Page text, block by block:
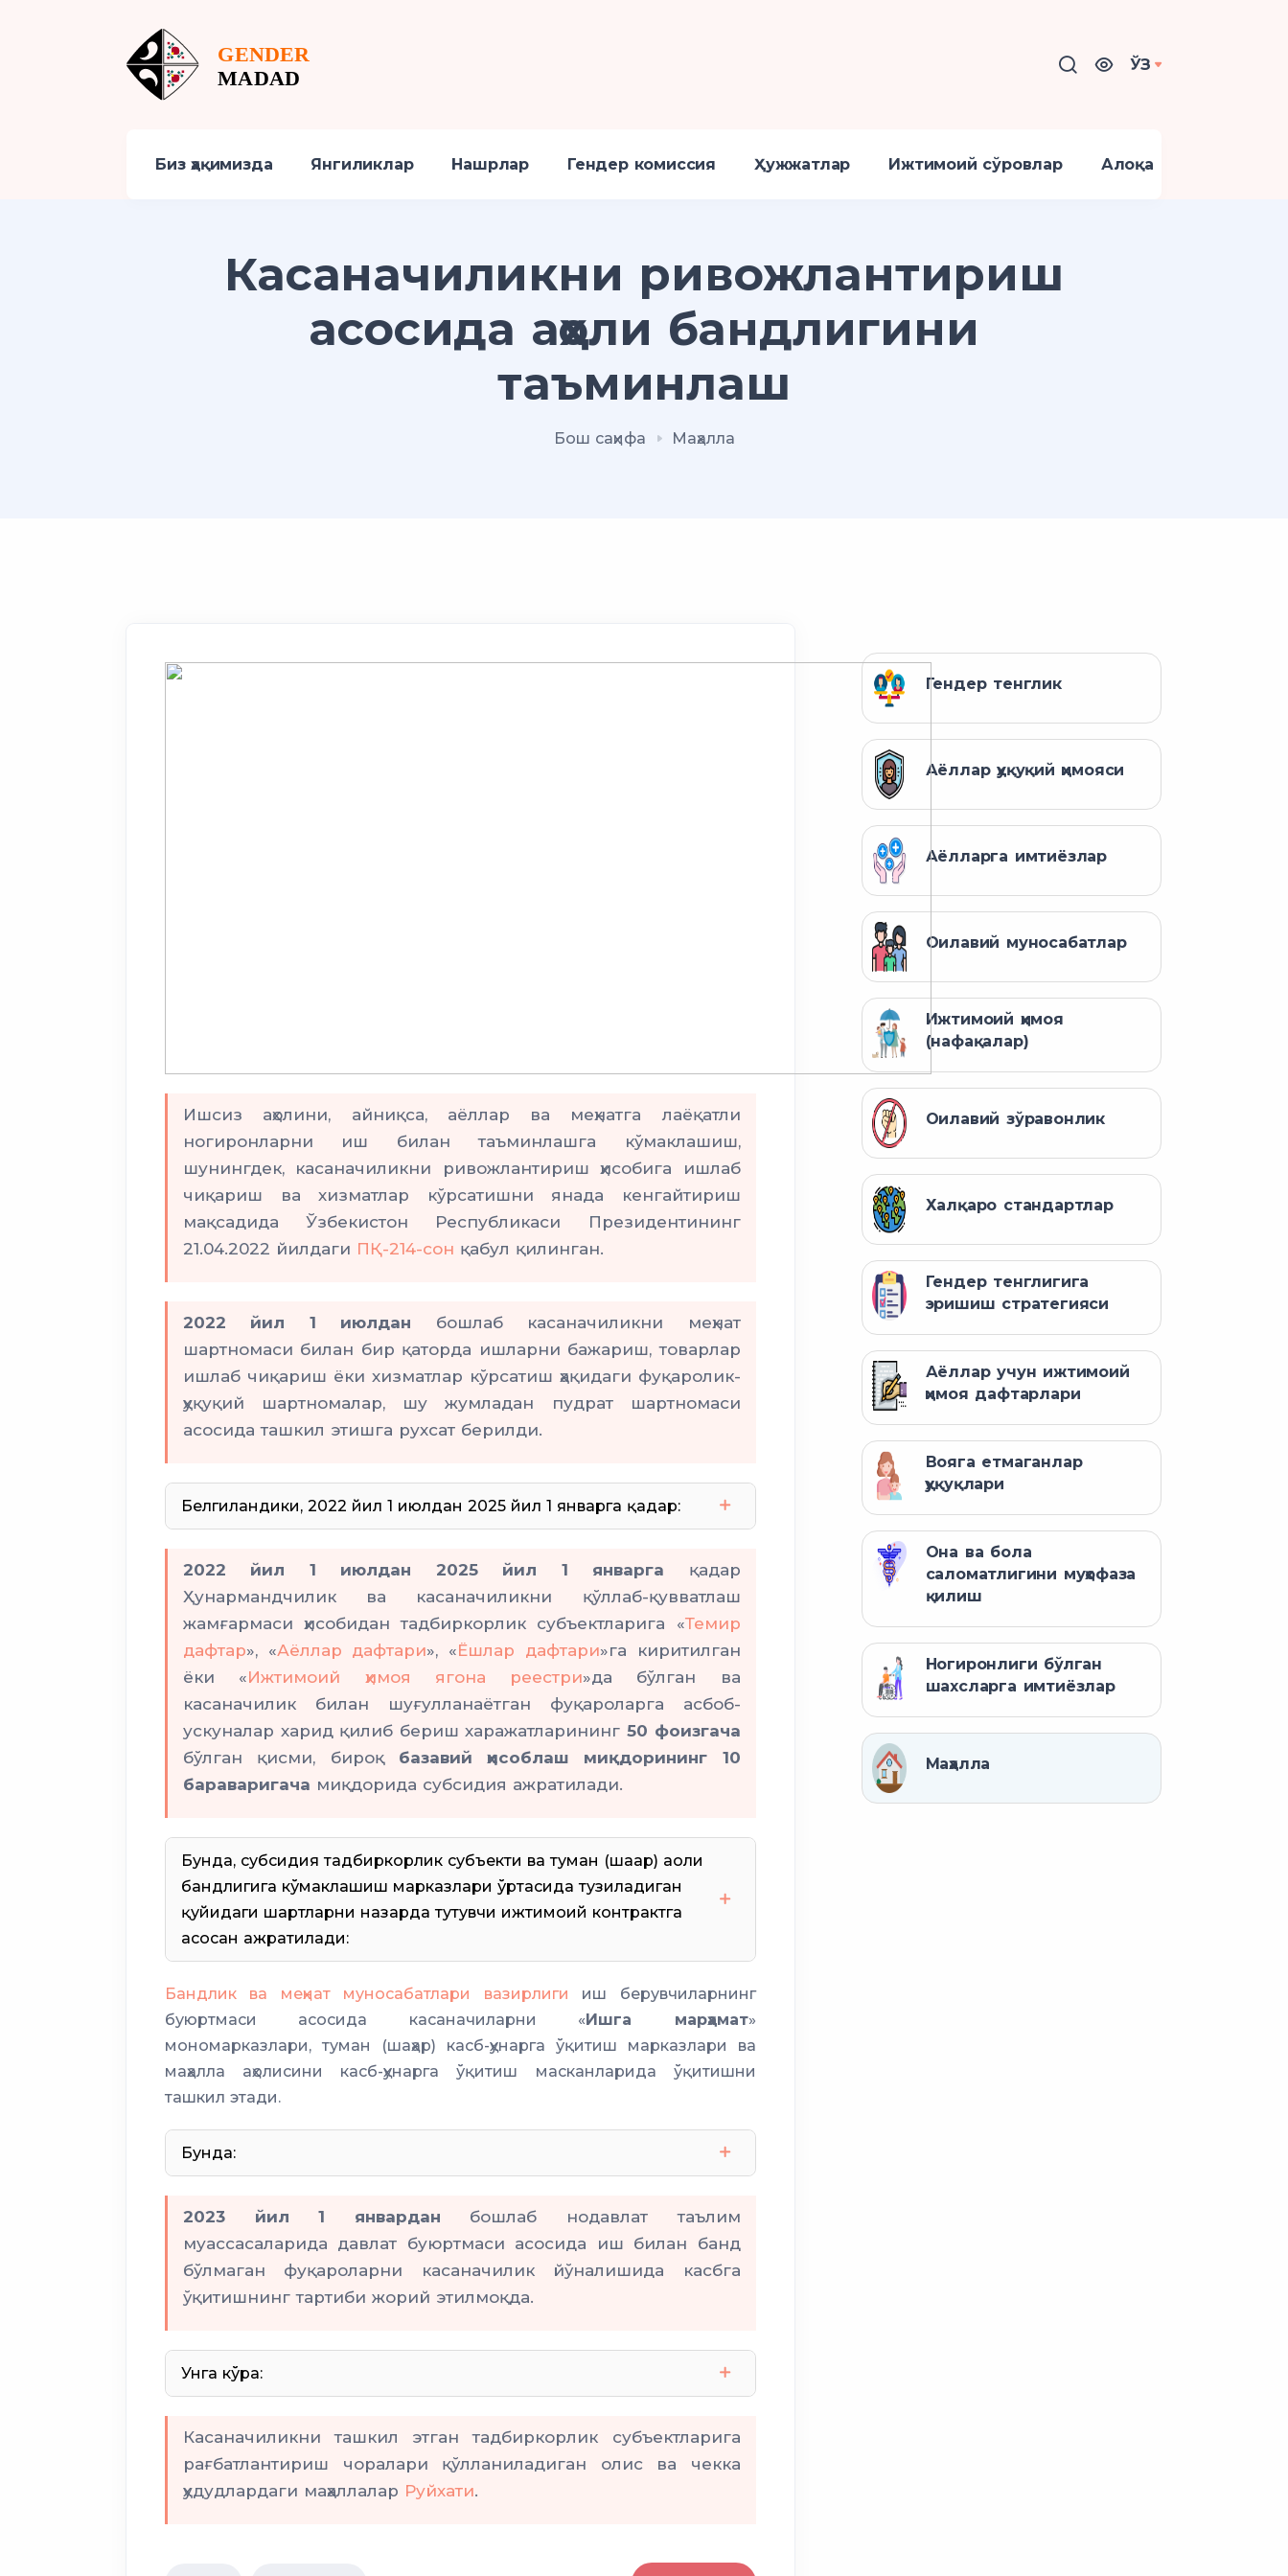
ЎЗ
Биз ҳақимизда Янгиликлар Нашрлар Гендер комиссия Ҳужжатлар Ижтимоий сўровлар Алоқа
Касаначиликни ривожлантириш
асосида аҳоли бандлигини
таъминлаш
Бош саҳифа Маҳалла
Ишсиз аҳолини, айниқса, аёллар ва меҳнатга лаёқатли
ногиронларни иш билан таъминлашга кўмаклашиш,
шунингдек, касаначиликни ривожлантириш ҳисобига ишлаб
чиқариш ва хизматлар кўрсатишни янада кенгайтириш
мақсадида Ўзбекистон Республикаси Президентининг
21.04.2022 йилдаги ПҚ-214-сон қабул қилинган.
2022 йил 1 июлдан бошлаб касаначиликни меҳнат
шартномаси билан бир қаторда ишларни бажариш, товарлар
ишлаб чиқариш ёки хизматлар кўрсатиш ҳақидаги фуқаролик-
ҳуқуқий шартномалар, шу жумладан пудрат шартномаси
асосида ташкил этишга рухсат берилди.
Белгиландики, 2022 йил 1 июлдан 2025 йил 1 январга қадар:
солиғи
50
фоизга
1 миллион
сўмгача
ўзини ўзи банд қилган
шахслар
ой давомидаги касаначилик фаолияти учун бир ойлик ўртача
2022 йил 1 июлдан 2025 йил 1 январга қадар
Ҳунармандчилик ва касаначиликни қўллаб-қувватлаш
жамғармаси ҳисобидан тадбиркорлик субъектларига «Темир
дафтар», «Аёллар дафтари», «Ёшлар дафтари»га киритилган
ёки «Ижтимоий ҳимоя ягона реестри»да бўлган ва
касаначилик билан шуғулланаётган фуқароларга асбоб-
ускуналар харид қилиб бериш харажатларининг50 фоизгача
бўлган қисми, бироқ базавий ҳисоблаш миқдорининг 10
бараваригача миқдорида субсидия ажратилади.
Бунда, субсидия тадбиркорлик субъекти ва туман (шаҳар) аҳоли
бандлигига кўмаклашиш марказлари ўртасида тузиладиган
қуйидаги шартларни назарда тутувчи ижтимоий контрактга
асосан ажратилади:
асбоб-ускуналар касаначига бепул берилади
ҳокими ёрдамчилари
мониторинг
Бандлик ва меҳнат муносабатлари вазирлиги иш берувчиларнинг
буюртмаси асосида касаначиларни «Ишга марҳамат»
мономарказлари, туман (шаҳар) касб-ҳунарга ўқитиш марказлари ва
маҳалла аҳолисини касб-ҳунарга ўқитиш масканларида ўқитишни
ташкил этади.
Бунда:
ҳокими ёрдамчилари
шакллантиради
Бандликка кўмаклашиш
давлат жамғармаси
2023 йил 1 январдан бошлаб нодавлат таълим
муассасаларида давлат буюртмаси асосида иш билан банд
бўлмаган фуқароларни касаначилик йўналишида касбга
ўқитишнинг тартиби жорий этилмоқда.
Унга кўра:
Ишга марҳамат
Касаначиликни ташкил этган тадбиркорлик субъектларига
рағбатлантириш чоралари қўлланиладиган олис ва чекка
ҳудудлардаги маҳаллалар Руйхати.
Гендер тенглик
Аёллар ҳуқуқий ҳимояси
Аёлларга имтиёзлар
Оилавий муносабатлар
Ижтимоий ҳимоя
(нафақалар)
Оилавий зўравонлик
Халқаро стандартлар
Гендер тенглигига
эришиш стратегияси
Аёллар учун ижтимоий
ҳимоя дафтарлари
Вояга етмаганлар
ҳуқуқлари
Она ва бола
саломатлигини муҳофаза
қилиш
Ногиронлиги бўлган
шахсларга имтиёзлар
Маҳалла